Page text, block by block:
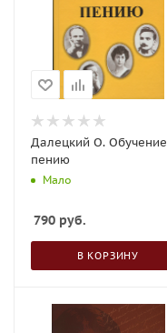
Далецкий О. Обучение
пению
Мало
790 руб.
В КОРЗИНУ